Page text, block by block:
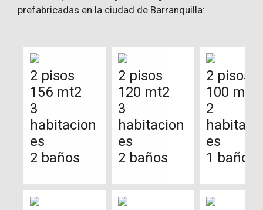
prefabricadas en la ciudad de Barranquilla:
2 pisos
156 mt2
3
habitacion
es
2 baños
2 pisos
120 mt2
3
habitacion
es
2 baños
2 pisos
100 mt2
2
es
1 baño